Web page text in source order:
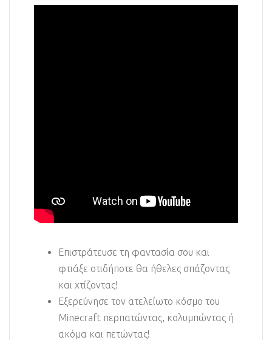
Επιστράτευσε τη φαντασία σου και
φτιάξε οτιδήποτε θα ήθελες σπάζοντας
και χτίζοντας!
Εξερεύνησε τον ατελείωτο κόσμο του
Minecraft περπατώντας, κολυμπώντας ή
ακόμα και πετώντας!